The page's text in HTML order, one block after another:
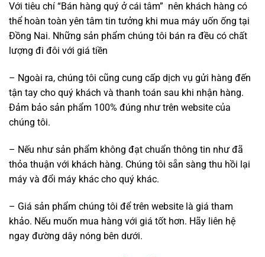
Với tiêu chí “Bán hàng quý ở cái tâm” nên khách hàng có
thể hoàn toàn yên tâm tin tưởng khi mua máy uốn ống tại
Đồng Nai. Những sản phẩm chúng tôi bán ra đều có chất
lượng đi đôi với giá tiền
– Ngoài ra, chúng tôi cũng cung cấp dịch vụ gửi hàng đến
tận tay cho quý khách và thanh toán sau khi nhận hàng.
Đảm bảo sản phẩm 100% đúng như trên website của
chúng tôi.
– Nếu như sản phẩm không đạt chuẩn thông tin như đã
thỏa thuận với khách hàng. Chúng tôi sẵn sàng thu hồi lại
máy và đổi máy khác cho quý khác.
– Giá sản phẩm chúng tôi để trên website là giá tham
khảo. Nếu muốn mua hàng với giá tốt hơn. Hãy liên hệ
ngay đường dây nóng bên dưới.